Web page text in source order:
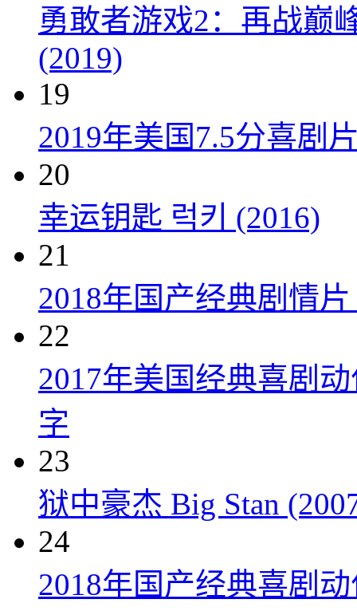
勇敢者游戏2：再战巅
(2019)
19
2019年美国7.5分喜剧
20
幸运钥匙 럭키 (2016)
21
2018年国产经典剧情
22
2017年美国经典喜剧
字
23
狱中豪杰 Big Stan
24
2018年国产经典喜剧